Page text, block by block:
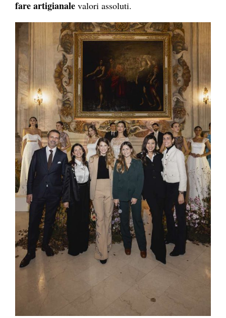
fare artigianale valori assoluti.